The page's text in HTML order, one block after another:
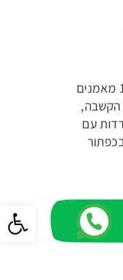
פתח
אהובים שלנו, אתם לא לבד! מעל 100 מאמנים
הקשבה,
עם